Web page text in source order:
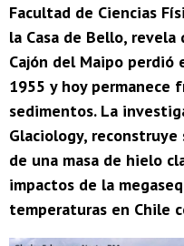
Facultad de Ciencias
la Casa de Bello,
Cajón del Maipo perdió
1955 y hoy permanece
sedimentos. La
Glaciology,
de una masa de hielo
impactos de la
temperaturas en Chile